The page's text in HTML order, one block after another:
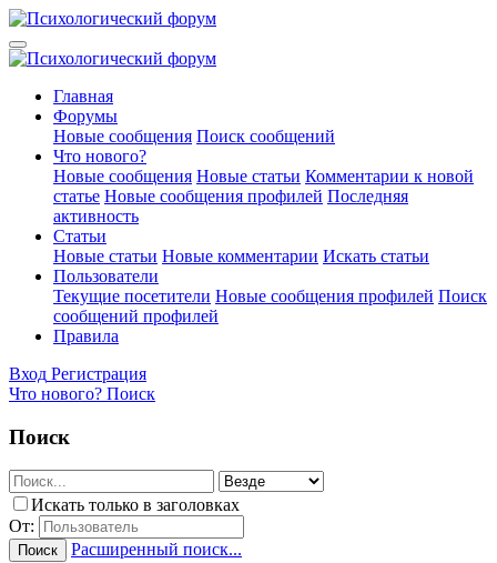
Главная
Форумы
Новые сообщения Поиск сообщений
Что нового?
Новые сообщения Новые статьи Комментарии к новой
статье Новые сообщения профилей Последняя
активность
Статьи
Новые статьи Новые комментарии Искать статьи
Пользователи
Текущие посетители Новые сообщения профилей Поиск
сообщений профилей
Правила
Вход Регистрация
Что нового? Поиск
Поиск
Искать только в заголовках
От:
Поиск Расширенный поиск...